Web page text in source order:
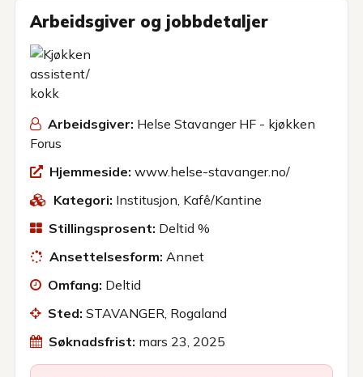
Arbeidsgiver og jobbdetaljer
Arbeidsgiver: Helse Stavanger HF - kjøkken
Forus
Hjemmeside: www.helse-stavanger.no/
Kategori: Institusjon, Kafê/Kantine
Stillingsprosent: Deltid %
Ansettelsesform: Annet
Omfang: Deltid
Sted: STAVANGER, Rogaland
Søknadsfrist: mars 23, 2025